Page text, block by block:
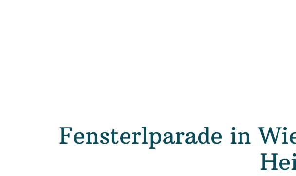
Fensterlparade in